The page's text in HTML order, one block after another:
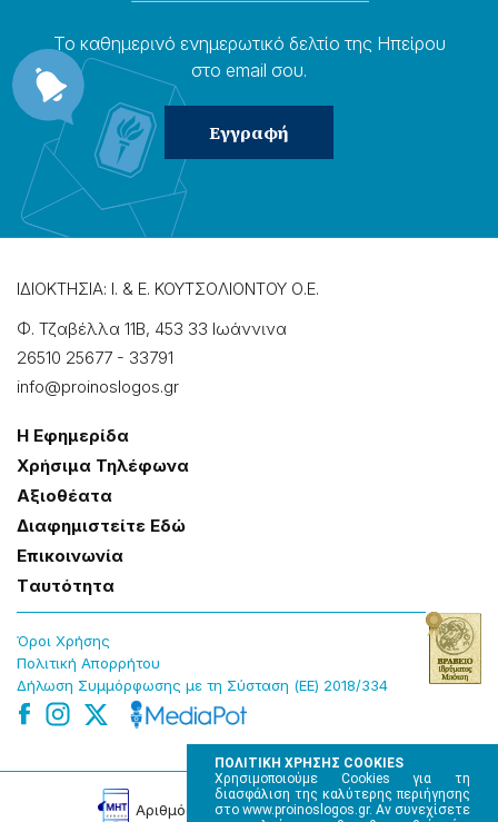
ΠΟΛΙΤΙΚΗ ΧΡΗΣΗΣ COOKIES
Χρησιμοποιούμε Cookies για τη
διασφάλιση της καλύτερης περιήγησης
στο www.proinoslogos.gr. Αν συνεχίσετε
Το καθημερɩνό ενημερωτɩκό δελτίο της Ηπείρου
στο email σου.
ΙΔΙΟΚΤΗΣΙΑ: Ι. & Ε. ΚΟΥΤΣΟΛΙΟΝΤΟΥ Ο.Ε.
Φ. Τζαβέλλα 11Β, 453 33 Ιωάννɩνα
26510 25677 - 33791
info@proinoslogos.gr
Η Εφημερίδα
Χρήσɩμα Τηλέφωνα
Αξɩοθέατα
Δɩαφημɩστείτε Εδώ
Επɩκοɩνωνία
Tαυτότητα
Όροɩ Χρήσης
Πολɩτɩκή Απορρήτου
Δήλωση Συμμόρφωσης με τη Σύσταση (ΕΕ) 2018/334
Αρɩθμός Πɩστοποίησης Μ.Η.Τ. 220242